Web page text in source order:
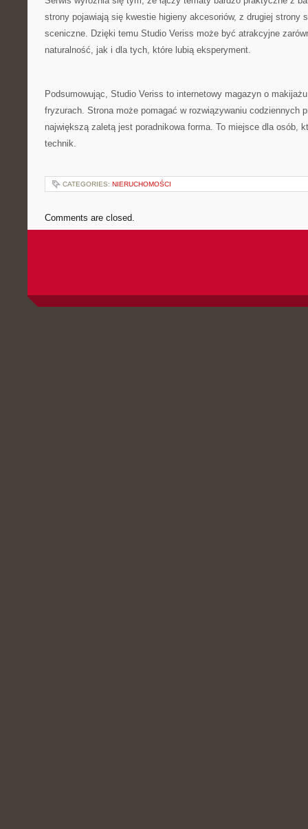
strony pojawiają się kwestie higieny akcesoriów, z drugiej strony
sceniczne. Dzięki temu Studio Veriss może być atrakcyjne
naturalność, jak i dla tych, które lubią eksperyment.
Podsumowując, Studio Veriss to internetowy magazyn o
fryzurach. Strona może pomagać w rozwiązywaniu codziennych
największą zaletą jest poradnikowa forma. To miejsce dla osób,
technik.
CATEGORIES: NIERUCHOMOŚCI
Comments are closed.